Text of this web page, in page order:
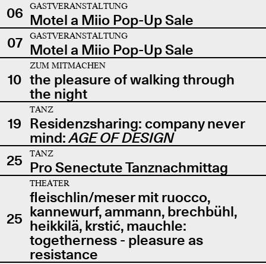
06
GASTVERANSTALTUNG
Motel a Miio Pop-Up Sale
07
GASTVERANSTALTUNG
Motel a Miio Pop-Up Sale
10
ZUM MITMACHEN
the pleasure of walking through
the night
19
TANZ
Residenzsharing: company never
mind:AGE OF DESIGN
25
TANZ
Pro Senectute Tanznachmittag
25
THEATER
fleischlin/meser mit ruocco,
kannewurf, ammann, brechbühl,
heikkilä, krstić, mauchle:
togetherness - pleasure as
resistance